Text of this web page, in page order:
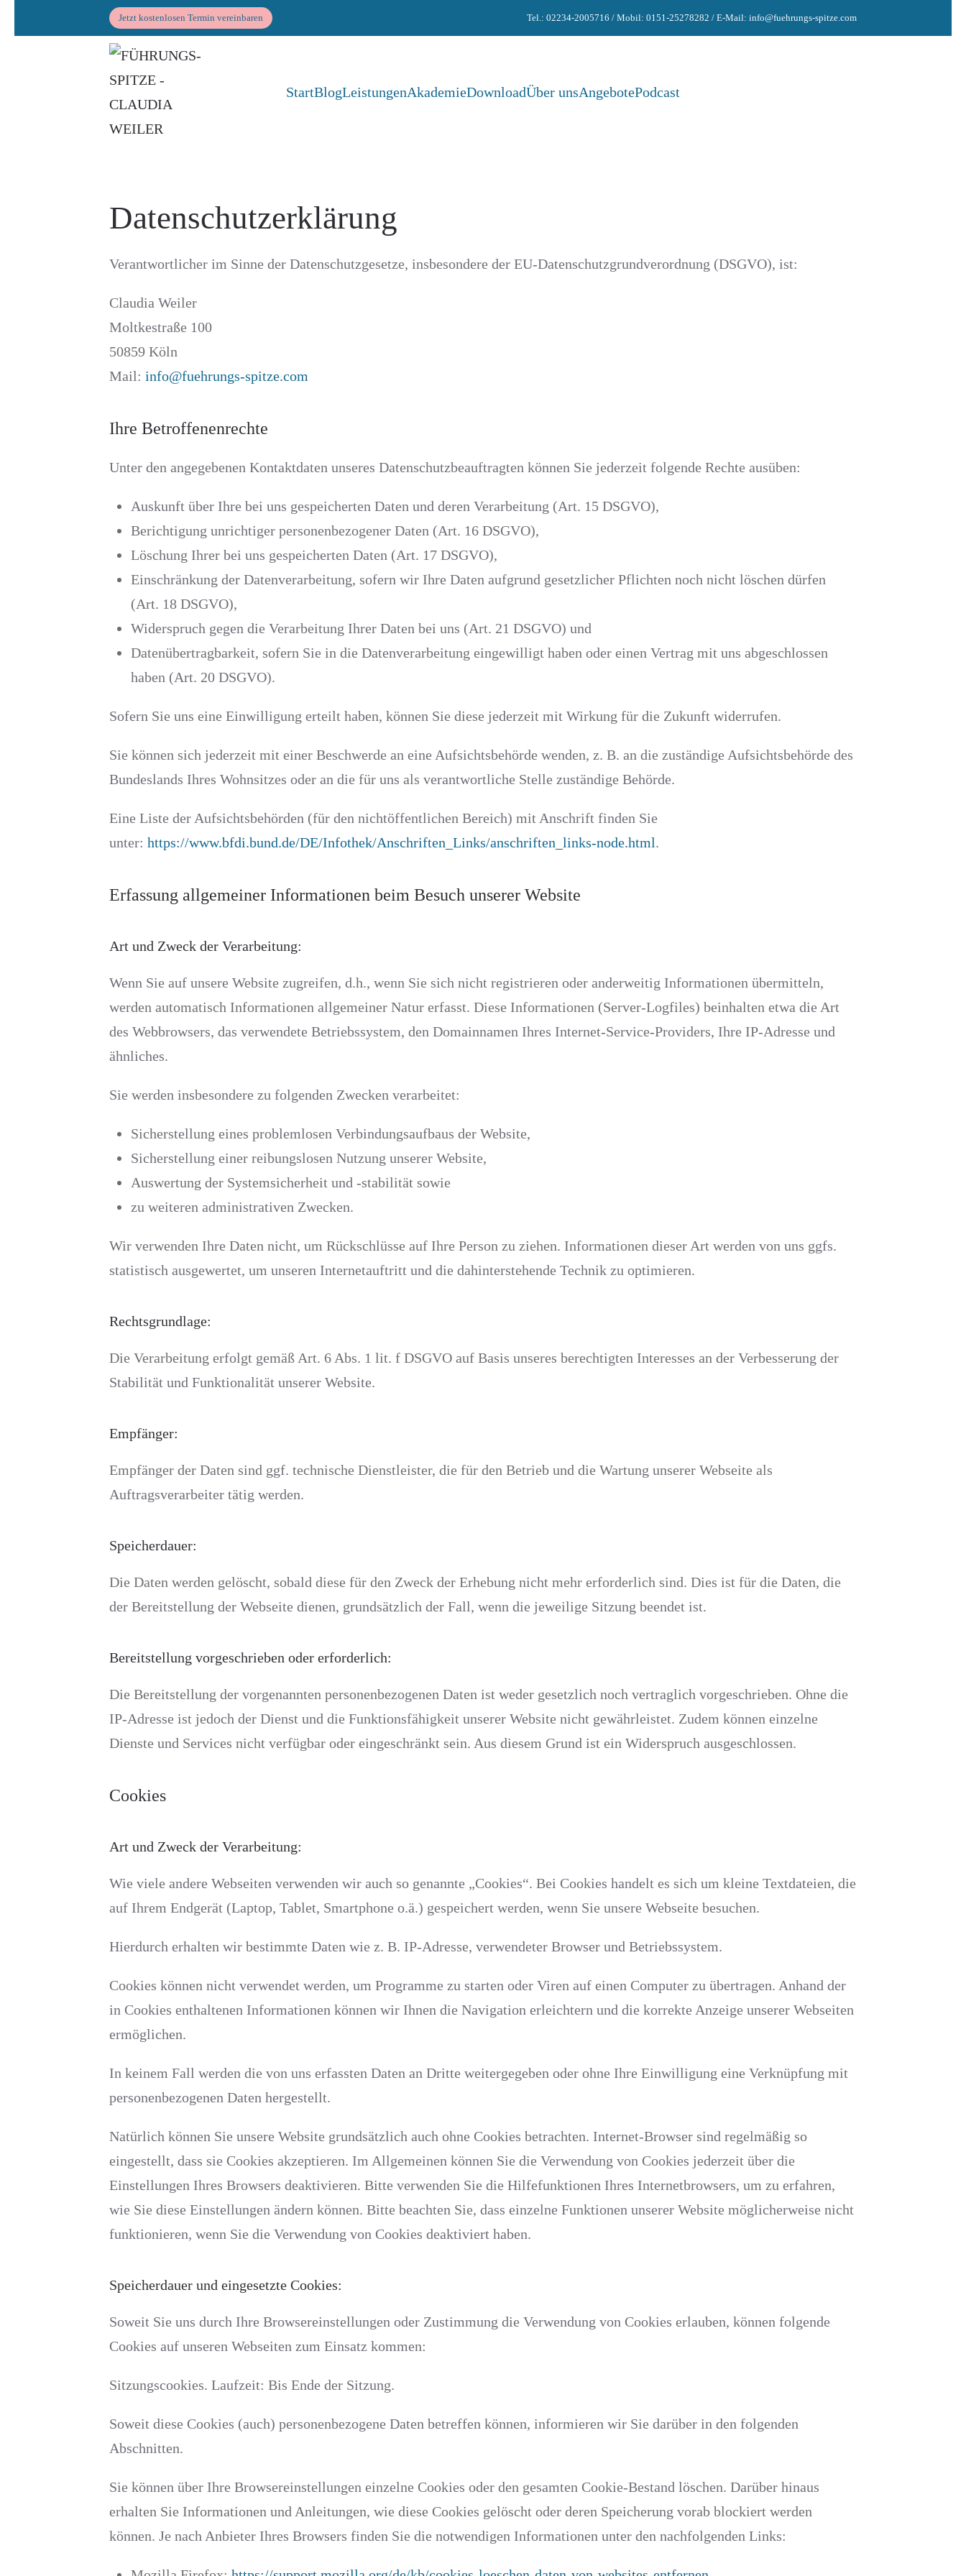
Zum Hauptinhalt springen
Jetzt kostenlosen Termin vereinbaren Tel.: 02234-2005716 / Mobil: 0151-25278282 / E-Mail: info@fuehrungs-spitze.com
StartBlogLeistungenAkademieDownloadÜber unsAngebotePodcast
Datenschutzerklärung
Verantwortlicher im Sinne der Datenschutzgesetze, insbesondere der EU-Datenschutzgrundverordnung (DSGVO), ist:
Claudia Weiler
Moltkestraße 100
50859 Köln
Mail: info@fuehrungs-spitze.com
Ihre Betroffenenrechte
Unter den angegebenen Kontaktdaten unseres Datenschutzbeauftragten können Sie jederzeit folgende Rechte ausüben:
Auskunft über Ihre bei uns gespeicherten Daten und deren Verarbeitung (Art. 15 DSGVO),
Berichtigung unrichtiger personenbezogener Daten (Art. 16 DSGVO),
Löschung Ihrer bei uns gespeicherten Daten (Art. 17 DSGVO),
Einschränkung der Datenverarbeitung, sofern wir Ihre Daten aufgrund gesetzlicher Pflichten noch nicht löschen dürfen
(Art. 18 DSGVO),
Widerspruch gegen die Verarbeitung Ihrer Daten bei uns (Art. 21 DSGVO) und
Datenübertragbarkeit, sofern Sie in die Datenverarbeitung eingewilligt haben oder einen Vertrag mit uns abgeschlossen
haben (Art. 20 DSGVO).
Sofern Sie uns eine Einwilligung erteilt haben, können Sie diese jederzeit mit Wirkung für die Zukunft widerrufen.
Sie können sich jederzeit mit einer Beschwerde an eine Aufsichtsbehörde wenden, z. B. an die zuständige Aufsichtsbehörde des
Bundeslands Ihres Wohnsitzes oder an die für uns als verantwortliche Stelle zuständige Behörde.
Eine Liste der Aufsichtsbehörden (für den nichtöffentlichen Bereich) mit Anschrift finden Sie
unter: https://www.bfdi.bund.de/DE/Infothek/Anschriften_Links/anschriften_links-node.html.
Erfassung allgemeiner Informationen beim Besuch unserer Website
Art und Zweck der Verarbeitung:
Wenn Sie auf unsere Website zugreifen, d.h., wenn Sie sich nicht registrieren oder anderweitig Informationen übermitteln,
werden automatisch Informationen allgemeiner Natur erfasst. Diese Informationen (Server-Logfiles) beinhalten etwa die Art
des Webbrowsers, das verwendete Betriebssystem, den Domainnamen Ihres Internet-Service-Providers, Ihre IP-Adresse und
ähnliches.
Sie werden insbesondere zu folgenden Zwecken verarbeitet:
Sicherstellung eines problemlosen Verbindungsaufbaus der Website,
Sicherstellung einer reibungslosen Nutzung unserer Website,
Auswertung der Systemsicherheit und -stabilität sowie
zu weiteren administrativen Zwecken.
Wir verwenden Ihre Daten nicht, um Rückschlüsse auf Ihre Person zu ziehen. Informationen dieser Art werden von uns ggfs.
statistisch ausgewertet, um unseren Internetauftritt und die dahinterstehende Technik zu optimieren.
Rechtsgrundlage:
Die Verarbeitung erfolgt gemäß Art. 6 Abs. 1 lit. f DSGVO auf Basis unseres berechtigten Interesses an der Verbesserung der
Stabilität und Funktionalität unserer Website.
Empfänger:
Empfänger der Daten sind ggf. technische Dienstleister, die für den Betrieb und die Wartung unserer Webseite als
Auftragsverarbeiter tätig werden.
Speicherdauer:
Die Daten werden gelöscht, sobald diese für den Zweck der Erhebung nicht mehr erforderlich sind. Dies ist für die Daten, die
der Bereitstellung der Webseite dienen, grundsätzlich der Fall, wenn die jeweilige Sitzung beendet ist.
Bereitstellung vorgeschrieben oder erforderlich:
Die Bereitstellung der vorgenannten personenbezogenen Daten ist weder gesetzlich noch vertraglich vorgeschrieben. Ohne die
IP-Adresse ist jedoch der Dienst und die Funktionsfähigkeit unserer Website nicht gewährleistet. Zudem können einzelne
Dienste und Services nicht verfügbar oder eingeschränkt sein. Aus diesem Grund ist ein Widerspruch ausgeschlossen.
Cookies
Art und Zweck der Verarbeitung:
Wie viele andere Webseiten verwenden wir auch so genannte „Cookies“. Bei Cookies handelt es sich um kleine Textdateien, die
auf Ihrem Endgerät (Laptop, Tablet, Smartphone o.ä.) gespeichert werden, wenn Sie unsere Webseite besuchen.
Hierdurch erhalten wir bestimmte Daten wie z. B. IP-Adresse, verwendeter Browser und Betriebssystem.
Cookies können nicht verwendet werden, um Programme zu starten oder Viren auf einen Computer zu übertragen. Anhand der
in Cookies enthaltenen Informationen können wir Ihnen die Navigation erleichtern und die korrekte Anzeige unserer Webseiten
ermöglichen.
In keinem Fall werden die von uns erfassten Daten an Dritte weitergegeben oder ohne Ihre Einwilligung eine Verknüpfung mit
personenbezogenen Daten hergestellt.
Natürlich können Sie unsere Website grundsätzlich auch ohne Cookies betrachten. Internet-Browser sind regelmäßig so
eingestellt, dass sie Cookies akzeptieren. Im Allgemeinen können Sie die Verwendung von Cookies jederzeit über die
Einstellungen Ihres Browsers deaktivieren. Bitte verwenden Sie die Hilfefunktionen Ihres Internetbrowsers, um zu erfahren,
wie Sie diese Einstellungen ändern können. Bitte beachten Sie, dass einzelne Funktionen unserer Website möglicherweise nicht
funktionieren, wenn Sie die Verwendung von Cookies deaktiviert haben.
Speicherdauer und eingesetzte Cookies:
Soweit Sie uns durch Ihre Browsereinstellungen oder Zustimmung die Verwendung von Cookies erlauben, können folgende
Cookies auf unseren Webseiten zum Einsatz kommen:
Sitzungscookies. Laufzeit: Bis Ende der Sitzung.
Soweit diese Cookies (auch) personenbezogene Daten betreffen können, informieren wir Sie darüber in den folgenden
Abschnitten.
Sie können über Ihre Browsereinstellungen einzelne Cookies oder den gesamten Cookie-Bestand löschen. Darüber hinaus
erhalten Sie Informationen und Anleitungen, wie diese Cookies gelöscht oder deren Speicherung vorab blockiert werden
können. Je nach Anbieter Ihres Browsers finden Sie die notwendigen Informationen unter den nachfolgenden Links: